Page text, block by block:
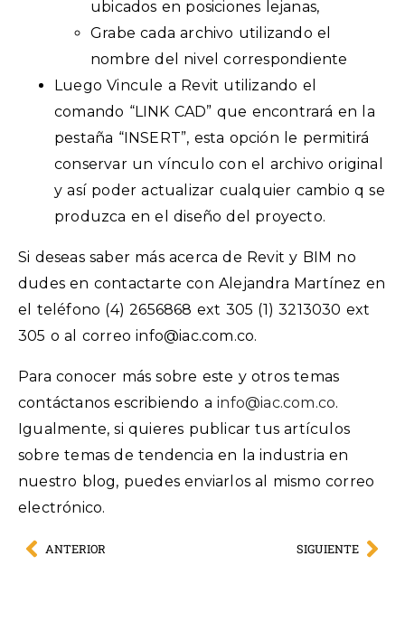
ubicados en posiciones lejanas,
Grabe cada archivo utilizando el
nombre del nivel correspondiente
Luego Vincule a Revit utilizando el
comando “LINK CAD” que encontrará en la
pestaña “INSERT”, esta opción le permitirá
conservar un vínculo con el archivo original
y así poder actualizar cualquier cambio q se
produzca en el diseño del proyecto.
Si deseas saber más acerca de Revit y BIM no
dudes en contactarte con Alejandra Martínez en
el teléfono (4) 2656868 ext 305 (1) 3213030 ext
305 o al correoinfo@iac.com.co.
Para conocer más sobre este y otros temas
contáctanos escribiendo ainfo@iac.com.co.
Igualmente, si quieres publicar tus artículos
sobre temas de tendencia en la industria en
nuestro blog, puedes enviarlos al mismo correo
electrónico.
ANTERIOR SIGUIENTE